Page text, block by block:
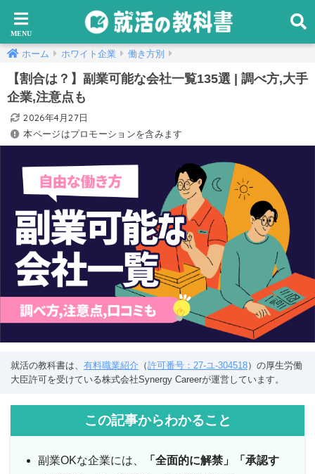
ホーム ホワイト企業 働き方別
【割合は？】副業可能な会社一覧135選 | 調べ方,大手
企業,注意点も
2026年4月27日
本ページはプロモーションを含みます
就活の教科書は、 有料職業紹介 （許可番号：27-ユ-304518）の厚生労働
大臣許可を受けている株式会社Synergy Careerが運営しています。
この記事からわかること
副業OKな企業には、
「全面的に解禁」「承認す